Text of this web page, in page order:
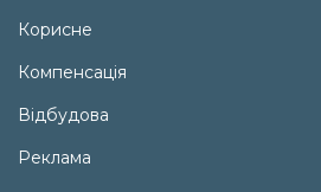
Корисне
Компенсація
Відбудова
Реклама